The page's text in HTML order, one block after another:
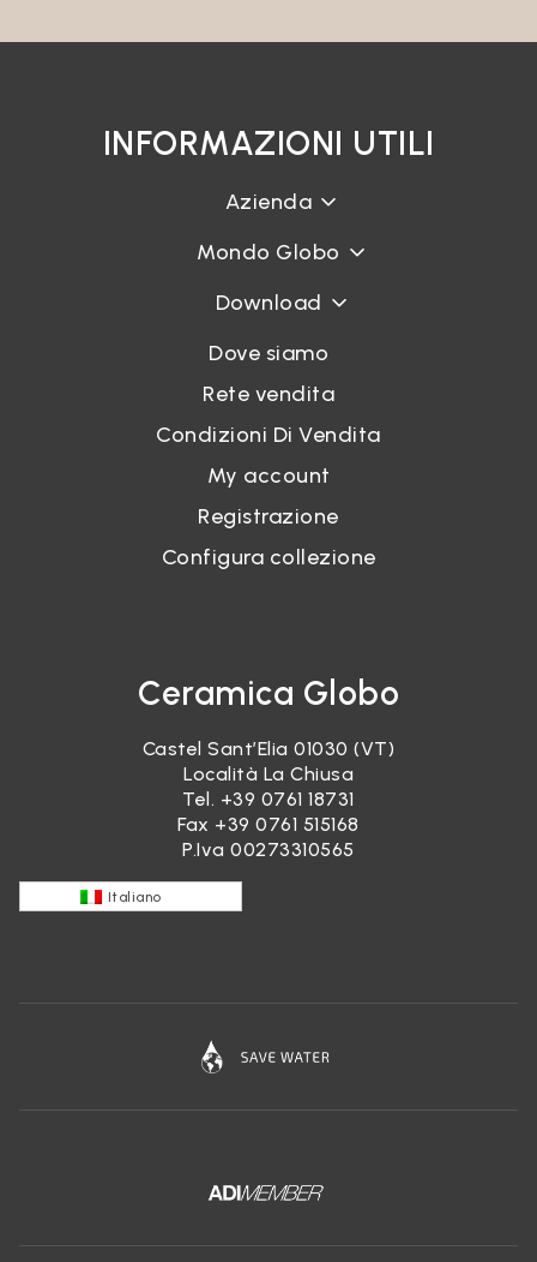
INFORMAZIONI UTILI
Azienda
Mondo Globo
Download
Dove siamo
Rete vendita
Condizioni Di Vendita
My account
Registrazione
Configura collezione
Ceramica Globo
Castel Sant’Elia 01030 (VT)
Località La Chiusa
Tel. +39 0761 18731
Fax +39 0761 515168
P.Iva 00273310565
Italiano